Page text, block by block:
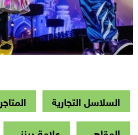
السلاسل التجارية
المتاجر